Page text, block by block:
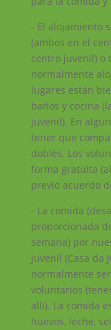
- El alojamiento
(ambos en el
centro juvenil) o
normalmente
lugares están
baños y cocina
juvenil). En
tener que
dobles. Los
forma gratuita
previo acuerdo
- La comida
proporcionada
semana) por
juvenil (Casa da
normalmente
voluntarios
allí). La comida
huevos, leche,